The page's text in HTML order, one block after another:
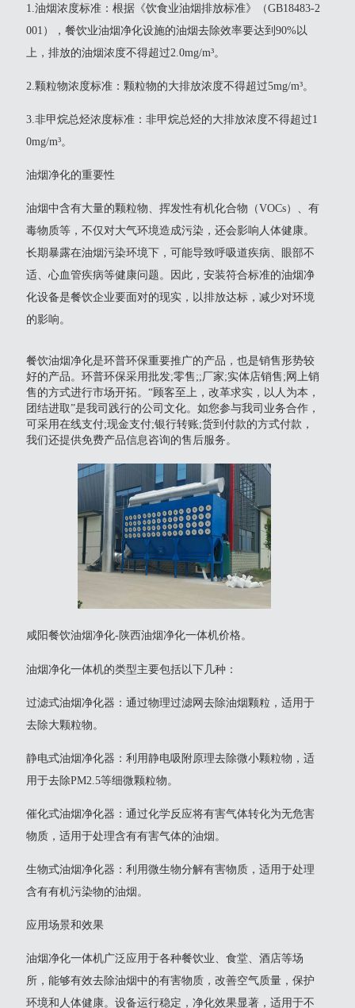
‌1.油烟浓度标准‌：根据《饮食业油烟排放标准》（GB18483-2
001），餐饮业油烟净化设施的油烟去除效率要达到90%以
上，排放的油烟浓度不得超过2.0mg/m³。
2‌.颗粒物浓度标准‌：颗粒物的大排放浓度不得超过5mg/m³。
‌3.非甲烷总烃浓度标准‌：非甲烷总烃的大排放浓度不得超过1
0mg/m³。
油烟净化的重要性
油烟中含有大量的颗粒物、挥发性有机化合物（VOCs）、有
毒物质等，不仅对大气环境造成污染，还会影响人体健康。
长期暴露在油烟污染环境下，可能导致呼吸道疾病、眼部不
适、心血管疾病等健康问题。因此，安装符合标准的油烟净
化设备是餐饮企业要面对的现实，以排放达标，减少对环境
的影响。
餐饮油烟净化是环普环保重要推广的产品，也是销售形势较
好的产品。环普环保采用批发;零售;;厂家;实体店销售;网上销
售的方式进行市场开拓。“顾客至上，改革求实，以人为本，
团结进取”是我司践行的公司文化。如您参与我司业务合作，
可采用在线支付;现金支付;银行转账;货到付款的方式付款，
我们还提供免费产品信息咨询的售后服务。
咸阳餐饮油烟净化-陕西油烟净化一体机价格。
油烟净化一体机的类型主要包括以下几种：
‌过滤式油烟净化器‌：通过物理过滤网去除油烟颗粒，适用于
去除大颗粒物。
‌静电式油烟净化器‌：利用静电吸附原理去除微小颗粒物，适
用于去除PM2.5等细微颗粒物。
‌催化式油烟净化器‌：通过化学反应将有害气体转化为无危害
物质，适用于处理含有有害气体的油烟。
‌生物式油烟净化器‌：利用微生物分解有害物质，适用于处理
含有有机污染物的油烟‌。
应用场景和效果
油烟净化一体机广泛应用于各种餐饮业、食堂、酒店等场
所，能够有效去除油烟中的有害物质，改善空气质量，保护
环境和人体健康。设备运行稳定，净化效果显著，适用于不